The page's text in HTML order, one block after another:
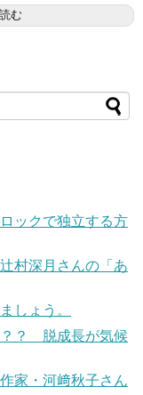
む
ックで独立する方
村深月さんの「あ
しょう。
？？ 脱成長が気候
家・河﨑秋子さん